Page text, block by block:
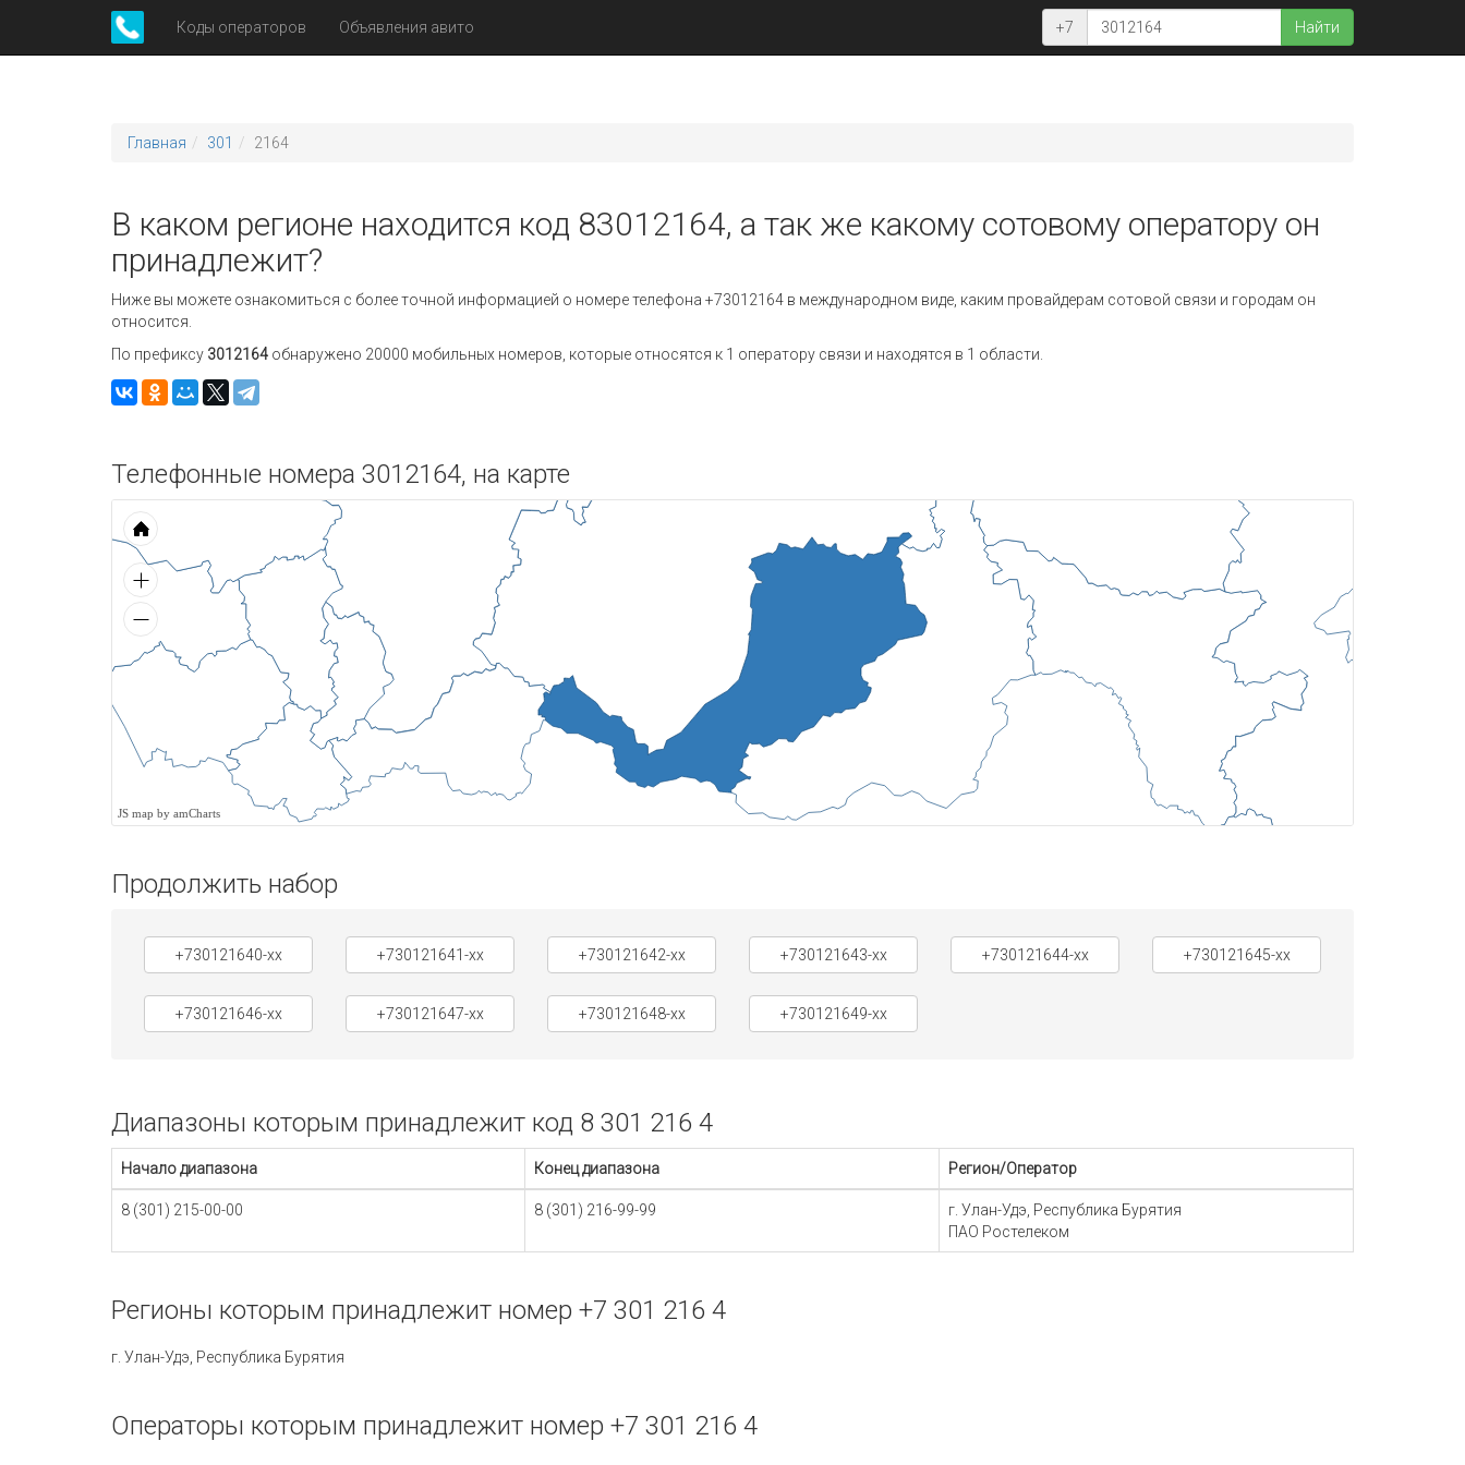
Коды операторов Объявления авито +7 Найти
Главная 301 2164
В каком регионе находится код 83012164, а так же какому сотовому оператору он
принадлежит?
Ниже вы можете ознакомиться с более точной информацией о номере телефона +73012164 в международном виде, каким провайдерам сотовой связи и городам он
относится.
По префиксу 3012164 обнаружено 20000 мобильных номеров, которые относятся к 1 оператору связи и находятся в 1 области.
Телефонные номера 3012164, на карте
JS map by amCharts
Продолжить набор
+730121640-xx +730121641-xx +730121642-xx +730121643-xx +730121644-xx +730121645-xx
+730121646-xx +730121647-xx +730121648-xx +730121649-xx
Диапазоны которым принадлежит код 8 301 216 4
Начало диапазона Конец диапазона Регион/Оператор
8 (301) 215-00-00 8 (301) 216-99-99
г. Улан-Удэ, Республика Бурятия
ПАО Ростелеком
Регионы которым принадлежит номер +7 301 216 4
г. Улан-Удэ, Республика Бурятия
Операторы которым принадлежит номер +7 301 216 4